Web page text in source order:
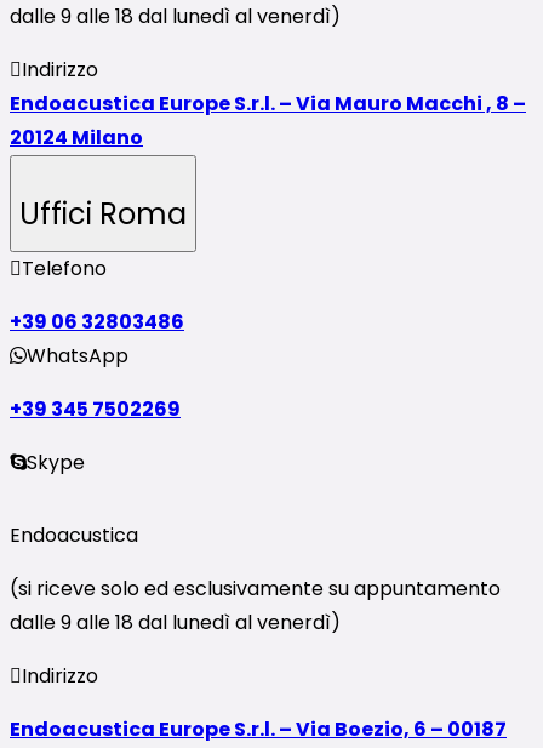
dalle 9 alle 18 dal lunedì al venerdì)
Indirizzo
Endoacustica Europe S.r.l. – Via Mauro Macchi , 8 –
20124 Milano
Uffici Roma
Telefono
+39 06 32803486
WhatsApp
+39 345 7502269
Skype
Endoacustica
(si riceve solo ed esclusivamente su appuntamento
dalle 9 alle 18 dal lunedì al venerdì)
Indirizzo
Endoacustica Europe S.r.l. – Via Boezio, 6 – 00187